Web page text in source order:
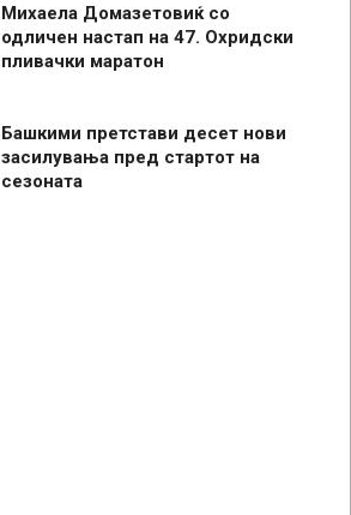
Михаела Домазетовиќ со
одличен настап на 47. Охридски
пливачки маратон
Башкими претстави десет нови
засилувања пред стартот на
сезоната